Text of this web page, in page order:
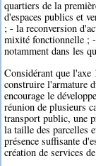
quartiers de la
d'espaces publics et
; - la reconversion
mixité fonctionnelle ;
notamment dans les
Considérant que
construire l'armature
encourage le
réunion de plusieurs
transport public, une
la taille des parcelles
présence suffisante
création de services